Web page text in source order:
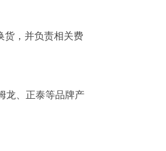
货，并负责相关费
龙、正泰等品牌产